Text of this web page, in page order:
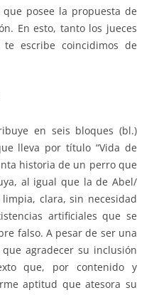
posee la propuesta de
En esto, tanto los jueces
escribe coincidimos de
en seis bloques (bl.)
lleva por título “Vida de
historia de un perro que
al igual que la de Abel/
clara, sin necesidad
artificiales que se
falso. A pesar de ser una
agradecer su inclusión
que, por contenido y
aptitud que atesora su